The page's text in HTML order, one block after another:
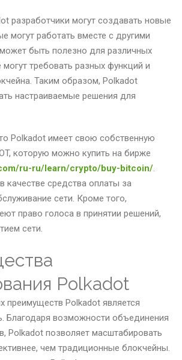
разработчики могут создавать новые
могут работать вместе с другими
быть полезно для различных
требовать разных функций и
Таким образом, Polkadot
настраиваемые решения для
Polkadot имеет свою собственную
которую можно купить на бирже
ru-ru/learn/crypto/buy-bitcoin/.
качестве средства оплаты за
сети. Кроме того,
право голоса в принятии решений,
сети.
Polkadot
преимуществ Polkadot является
Благодаря возможности объединения
Polkadot позволяет масштабировать
чем традиционные блокчейны.